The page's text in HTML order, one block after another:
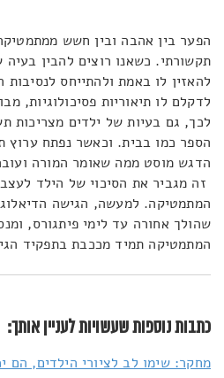
הפער בין אהבה ובין חשש
תקשורתי. כשאנו רוצים להבין
להאזין לו באמת ולהתייחס לנסיבות
לדקלם לו תיאוריות פסיכולוגיות,
לכך, גם בעיות של ילדים מצריכות
הספר כמו בבית. וכאשר נפתח ערוץ
הדגש מוסט ממה שאומר המורה
זה מגביר את הסיכוי של הילד
המתמטיקה. למעשה, הגישה
שהולך אחורה עד לימי פיתגורס,
המתמטיקה תמיד מככבת בתפקיד
כתבות נוספות שעשויות לעניין אותך:
מחקר: שימו לב לציורי הילדים, הם